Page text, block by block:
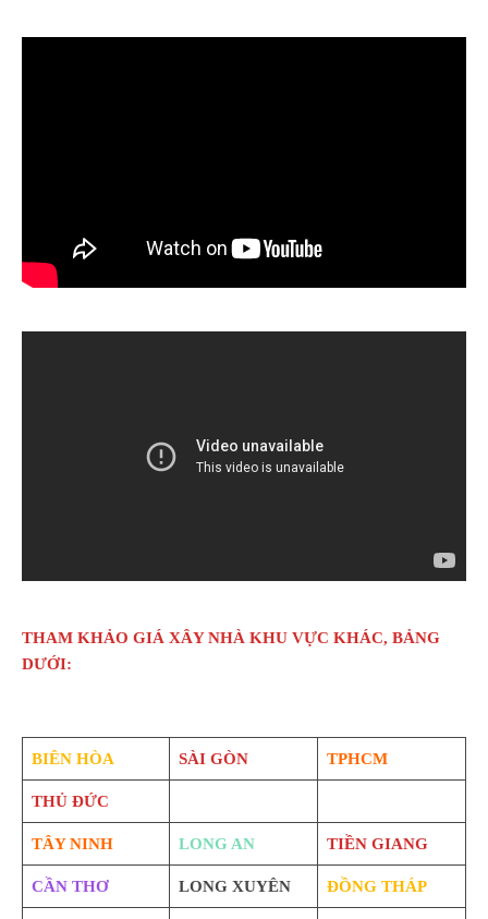
THAM KHẢO GIÁ XÂY NHÀ KHU VỰC KHÁC, BẢNG
DƯỚI:
BIÊN HÒA SÀI GÒN TPHCM
THỦ ĐỨC
TÂY NINH LONG AN TIỀN GIANG
CẦN THƠ LONG XUYÊN ĐỒNG THÁP